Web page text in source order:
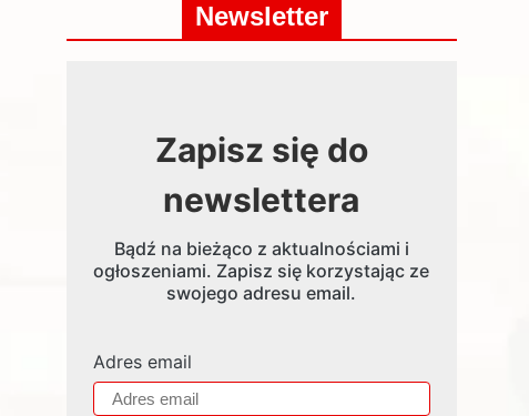
Newsletter
Zapisz się do
newslettera
Bądź na bieżąco z aktualnościami i
ogłoszeniami. Zapisz się korzystając ze
swojego adresu email.
Adres email